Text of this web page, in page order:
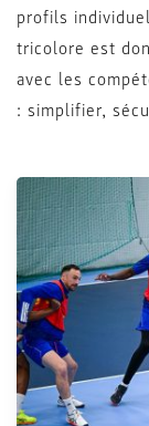
profils
tricolore est
avec les
: simplifier,